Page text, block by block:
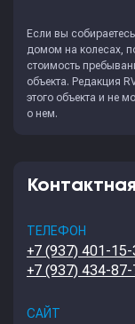
Если вы
домом на колесах,
стоимость
объекта. Редакция
этого объекта и не
о нем.
ТЕЛЕФОН
+7 (937) 401-15-
+7 (937) 434-87-
САЙТ